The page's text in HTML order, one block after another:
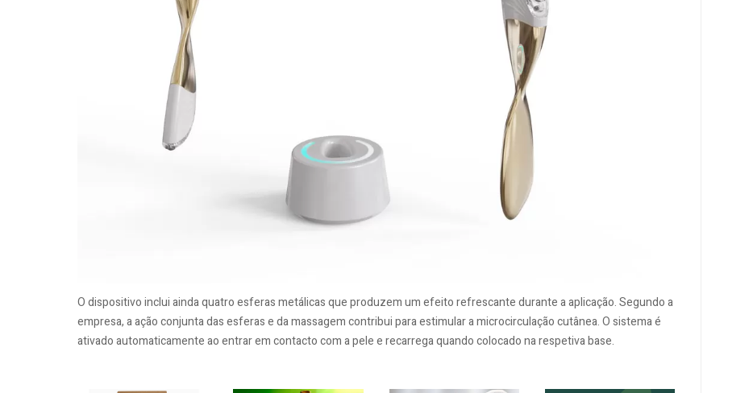
O dispositivo inclui ainda quatro esferas metálicas que produzem um efeito refrescante durante a aplicação. Segundo a
empresa, a ação conjunta das esferas e da massagem contribui para estimular a microcirculação cutânea. O sistema é
ativado automaticamente ao entrar em contacto com a pele e recarrega quando colocado na respetiva base.